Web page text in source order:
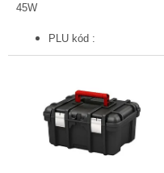
45W
PLU kód :